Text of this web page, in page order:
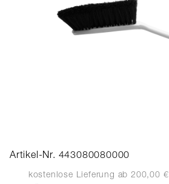
Artikel-Nr. 443080080000
kostenlose Lieferung ab 200,00 €